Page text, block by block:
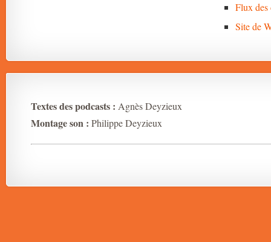
Flux des
Site de
Textes des podcasts : Agnès Deyzieux
Montage son : Philippe Deyzieux